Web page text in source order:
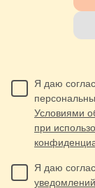
Я даю
Условиями
при
Я даю
уведомлений